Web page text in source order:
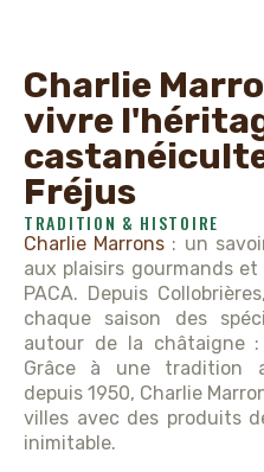
Charlie
vivre
Fréjus
TRADITION & HISTOIRE
Charlie Marrons : un
aux plaisirs gourmands
PACA. Depuis
chaque saison des
autour de la châtaigne :
Grâce à une tradition
depuis 1950, Charlie
villes avec des produits
inimitable.